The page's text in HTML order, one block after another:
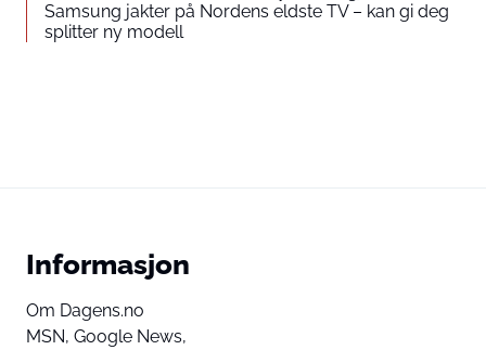
Samsung jakter på Nordens eldste TV – kan gi deg
splitter ny modell
Informasjon
Om Dagens.no
MSN, Google News,